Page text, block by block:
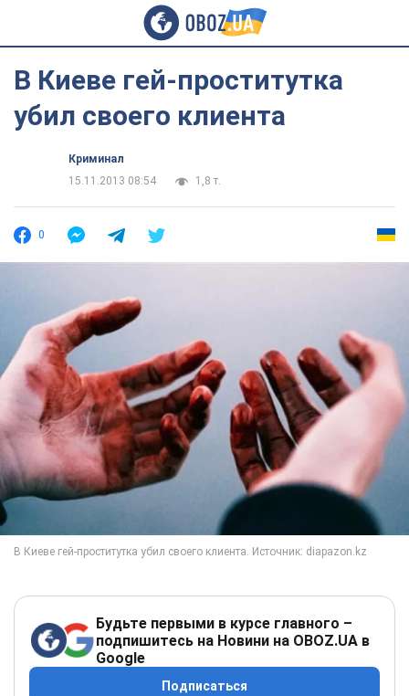
В Киеве гей-проститутка
убил своего клиента
Криминал
15.11.2013 08:54
1,8 т.
0
Будьте первыми в курсе главного –
подпишитесь на Новини на OBOZ.UA в
Google
Подписаться